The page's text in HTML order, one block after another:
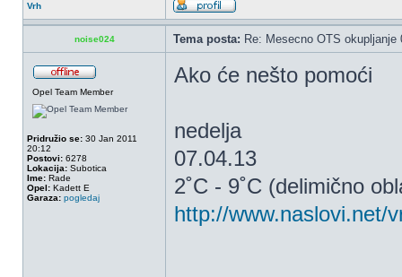
Vrh
noise024 Tema posta: Re: Mesecno OTS
Opel Team Member
Pridružio se: 30 Jan 2011
20:12
Postovi: 6278
Lokacija: Subotica
Ime: Rade
Opel: Kadett E
Garaza: pogledaj
Ako će nešto pomoći
nedelja
07.04.13
2˚C - 9˚C (delimično
http://www.naslovi.net/